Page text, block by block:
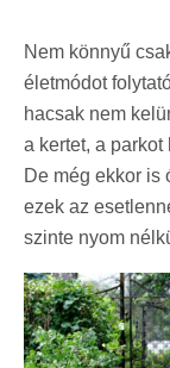
Nem könnyű
életmódot
hacsak nem
a kertet, a
De még ekkor is
ezek az
szinte nyom